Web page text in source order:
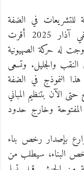
في الضفة
الغربية مع التشريعات في إسرائيل. ففي آذار 2025 أقرت
له حركة الصهيونية
النقب والجليل. وتسعى
النموذج في الضفة
الآن بتنظيم المباني
المفتوحة وخارج حدود
بإصدار رخص بناء
البناء، سيطلب من